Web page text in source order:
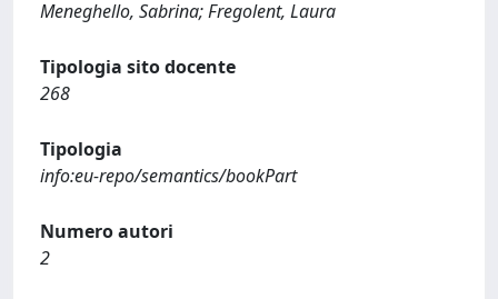
Meneghello, Sabrina; Fregolent, Laura
Tipologia sito docente
268
Tipologia
info:eu-repo/semantics/bookPart
Numero autori
2